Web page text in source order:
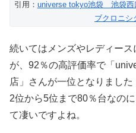
引用： universe tokyo池袋 池袋西
ブクロニシ
続いてはメンズやレディー
が、92％の高評価率で「
店」さんが一位となりました
2位から5位まで80％台なの
て凄いですよね。